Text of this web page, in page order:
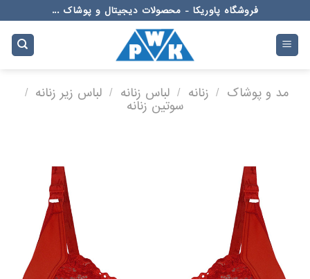
to
content
فروشگاه پاوریکا - محصولات دیجیتال و پوشاک ...
مد و پوشاک / زنانه / لباس زنانه / لباس زیر زنانه /
سوتین زنانه